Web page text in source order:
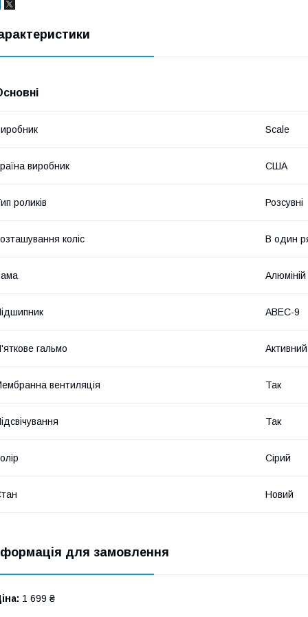
Scale
виробник США
роликів Розсувні
коліс В один
Алюміній
ABEC-9
гальмо Активний
вентиляція Так
Так
Сірий
Новий
для замовлення
1 699 ₴